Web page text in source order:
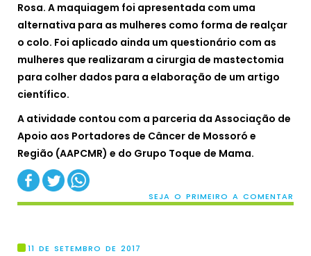
Rosa. A maquiagem foi apresentada com uma
alternativa para as mulheres como forma de realçar
o colo. Foi aplicado ainda um questionário com as
mulheres que realizaram a cirurgia de mastectomia
para colher dados para a elaboração de um artigo
científico.
A atividade contou com a parceria da Associação de
Apoio aos Portadores de Câncer de Mossoró e
Região (AAPCMR) e do Grupo Toque de Mama.
SEJA O PRIMEIRO A COMENTAR
11 DE SETEMBRO DE 2017